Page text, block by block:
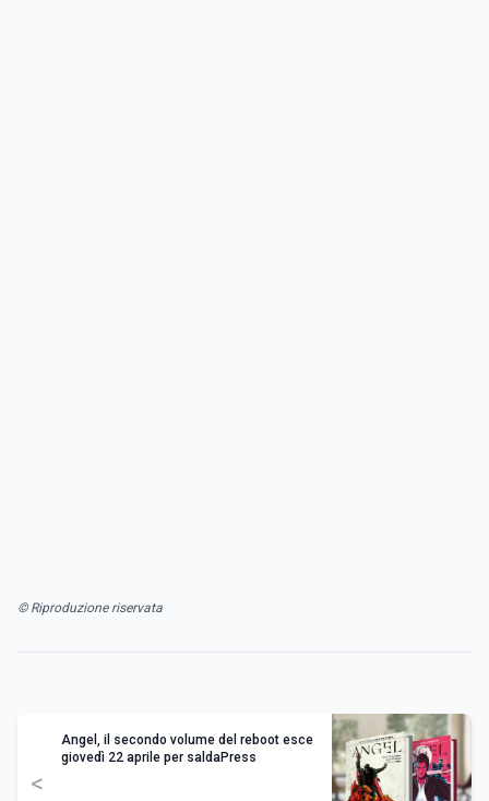
© Riproduzione riservata
<
Angel, il secondo volume del reboot esce
giovedì 22 aprile per saldaPress